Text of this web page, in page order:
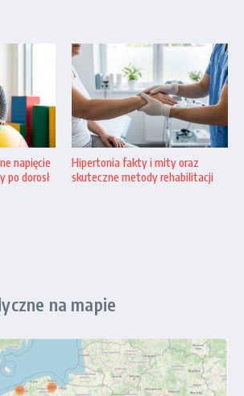
napięcie
po dorosł
Hipertonia fakty i mity oraz
skuteczne metody rehabilitacji
na mapie